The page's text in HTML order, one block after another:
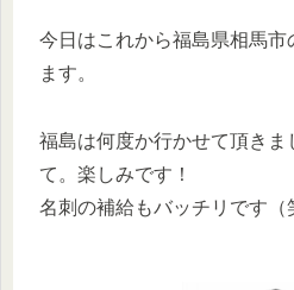
今日はこれから福島県相馬市
ます。
福島は何度か行かせて頂きま
て。楽しみです！
名刺の補給もバッチリです（